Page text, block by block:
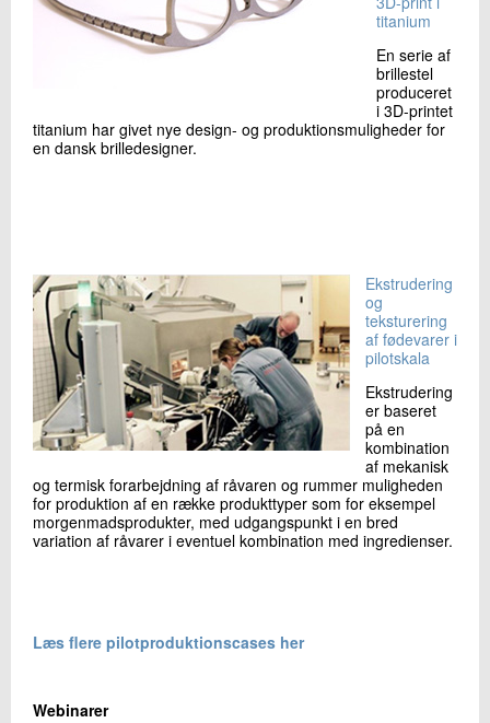
titanium
En serie af
brillestel
produceret
i 3D-printet
titanium har givet nye design- og produktionsmuligheder for
en dansk brilledesigner.
Ekstrudering
og
teksturering
af fødevarer i
pilotskala
Ekstrudering
er baseret
på en
kombination
af mekanisk
og termisk forarbejdning af råvaren og rummer muligheden
for produktion af en række produkttyper som for eksempel
morgenmadsprodukter, med udgangspunkt i en bred
variation af råvarer i eventuel kombination med ingredienser.
Læs flere pilotproduktionscases her
Webinarer